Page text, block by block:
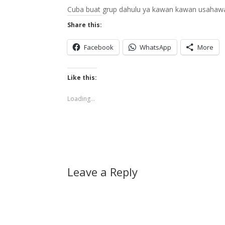
Cuba buat grup dahulu ya kawan kawan
Share this:
Facebook WhatsApp More
Like this:
Loading...
Leave a Reply